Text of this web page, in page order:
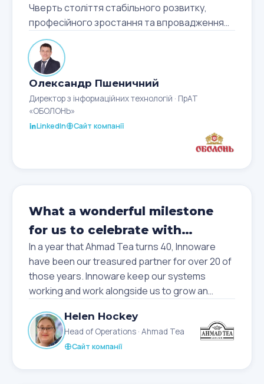
Чверть століття стабільного розвитку,
професійного зростання та впровадження
інновацій – це вагомий результат, який
свідчить про сильну експертизу, стратегічне
бачення та довіру клієнтів і партнерів.
Innoware є прикладом того, як технології,
компетенції та командна робота створюють
реальну бізнес‑цінність. Ми високо цінуємо
нашу співпрацю та той внесок, який ваша
Бажаю вам подальшого зростання,
масштабних проєктів, нових перемог і
амбітних ідей. Нехай команда залишається
такою ж сильною, а партнерства – надійними
та довгостроковими.
Олександр Пшеничний
Директор з інформаційних технологій · ПрАТ
«ОБОЛОНЬ»
LinkedIn Сайт компанії
What a wonderful milestone
for us to celebrate with
Innoware!
In a year that Ahmad Tea turns 40, Innoware
have been our treasured partner for over 20 of
those years. Innoware keep our systems
working and work alongside us to grow an
team.
Helen Hockey
Head of Operations · Ahmad Tea
Сайт компанії